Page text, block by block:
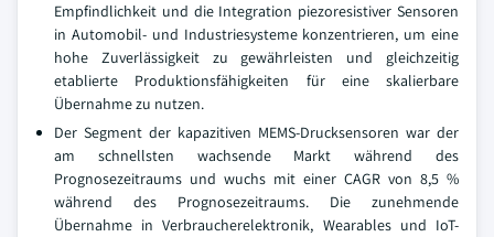
Empfindlichkeit und die Integration piezoresistiver Sensoren
in Automobil- und Industriesysteme konzentrieren, um eine
hohe Zuverlässigkeit zu gewährleisten und gleichzeitig
etablierte Produktionsfähigkeiten für eine skalierbare
Übernahme zu nutzen.
Der Segment der kapazitiven MEMS-Drucksensoren war der
am schnellsten wachsende Markt während des
Prognosezeitraums und wuchs mit einer CAGR von 8,5 %
während des Prognosezeitraums. Die zunehmende
Übernahme in Verbraucherelektronik, Wearables und IoT-